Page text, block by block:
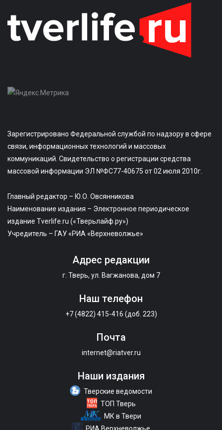
Зарегистрировано Федеральной службой по надзору в сфере
связи, информационных технологий и массовых
коммуникаций. Свидетельство о регистрации средства
массовой информации ЭЛ №ФС77-40675 от 02 июля 2010г.
Главный редактор – Ю.О. Овсянникова
Наименование издания – Электронное периодическое
издание Tverlife.ru («Тверьлайф.ру»)
Учредитель – ГАУ «РИА «Верхневолжье»
Адрес редакции
г. Тверь, ул. Вагжанова, дом 7
Наш телефон
+7 (4822) 415-416 (доб. 223)
Почта
internet@riatver.ru
Наши издания
Тверские ведомости
ТОП Тверь
МК в Твери